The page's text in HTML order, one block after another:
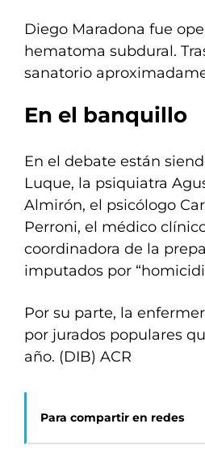
Diego Maradona fue
hematoma subdural.
sanatorio
En el banquillo
En el debate están
Luque, la psiquiatra
Almirón, el psicólogo
Perroni, el médico
coordinadora de la
imputados por
Por su parte, la
por jurados populares
año. (DIB) ACR
Para compartir en redes